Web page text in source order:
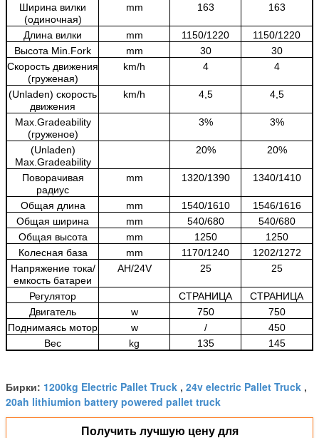
Ширина вилки
(одиночная)
mm 163 163
Длина вилки mm 1150/1220
1150/1220
Высота Min.Fork
mm 30
30
Скорость движения
(груженая)
km/h 4 4
(Unladen) скорость
движения
km/h 4,5 4,5
Max.Gradeability
(груженое)
3% 3%
(Unladen)
Max.Gradeability
20% 20%
Поворачивая
радиус
mm 1320/1390 1340/1410
Общая длина mm 1540/1610
1546/1616
Общая ширина
mm 540/680
540/680
Общая высота
mm 1250
1250
Колесная база
mm 1170/1240
1202/1272
Напряжение тока/
емкость батареи
AH/24V 25 25
Регулятор СТРАНИЦА
СТРАНИЦА
Двигатель
w 750
750
Поднимаясь мотор
w /
450
Вес
kg 135 145
Бирки: 1200kg Electric Pallet Truck , 24v electric Pallet Truck ,
20ah lithiumion battery powered pallet truck
Получить лучшую цену для